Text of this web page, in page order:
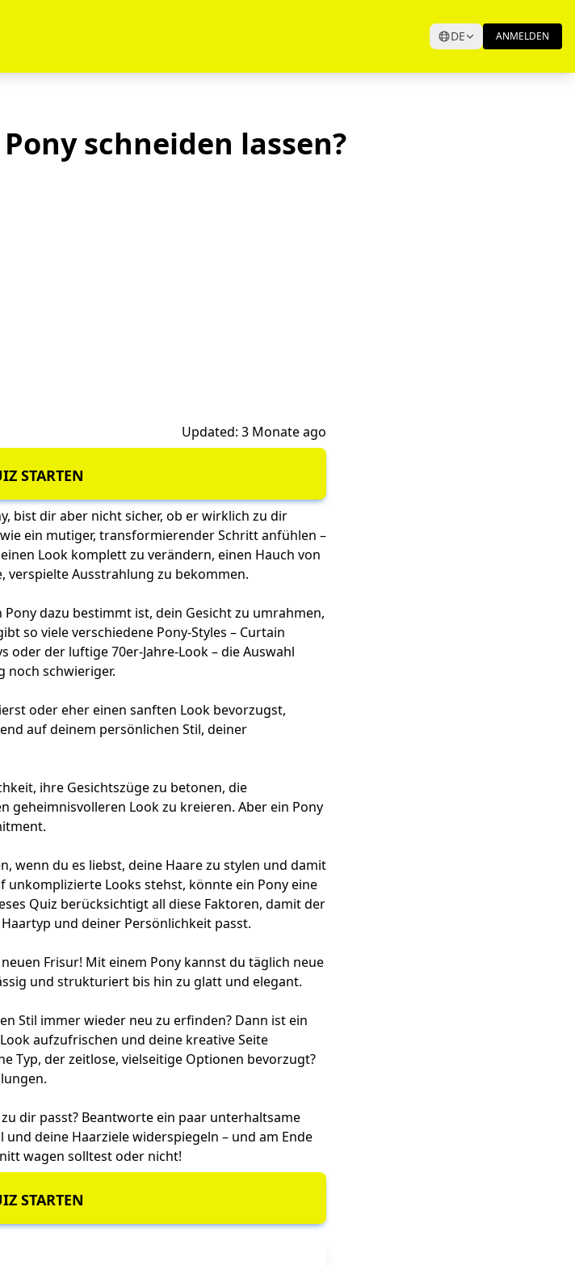
DE ANMELDEN
schneiden lassen?
Updated: 3 Monate ago
STARTEN
bist dir aber nicht sicher, ob er wirklich zu dir
ein mutiger, transformierender Schritt anfühlen –
Look komplett zu verändern, einen Hauch von
verspielte Ausstrahlung zu bekommen.
dazu bestimmt ist, dein Gesicht zu umrahmen,
so viele verschiedene Pony-Styles – Curtain
oder der luftige 70er-Jahre-Look – die Auswahl
noch schwieriger.
oder eher einen sanften Look bevorzugst,
auf deinem persönlichen Stil, deiner
ihre Gesichtszüge zu betonen, die
geheimnisvolleren Look zu kreieren. Aber ein Pony
wenn du es liebst, deine Haare zu stylen und damit
Looks stehst, könnte ein Pony eine
Quiz berücksichtigt all diese Faktoren, damit der
und deiner Persönlichkeit passt.
Frisur! Mit einem Pony kannst du täglich neue
und strukturiert bis hin zu glatt und elegant.
Stil immer wieder neu zu erfinden? Dann ist ein
aufzufrischen und deine kreative Seite
Typ, der zeitlose, vielseitige Optionen bevorzugt?
dir passt? Beantworte ein paar unterhaltsame
deine Haarziele widerspiegeln – und am Ende
wagen solltest oder nicht!
STARTEN